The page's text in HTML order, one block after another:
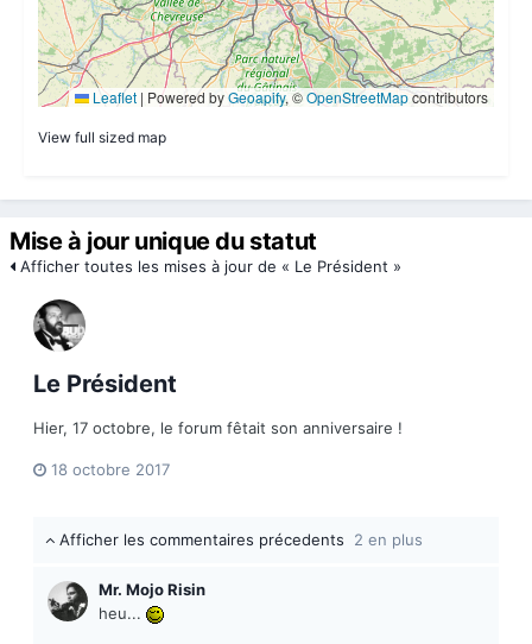
View full sized map
Mise à jour unique du statut
Afficher toutes les mises à jour de « Le Président »
Le Président
Hier, 17 octobre, le forum fêtait son anniversaire !
18 octobre 2017
Afficher les commentaires précedents 2 en plus
Mr. Mojo Risin
heu...